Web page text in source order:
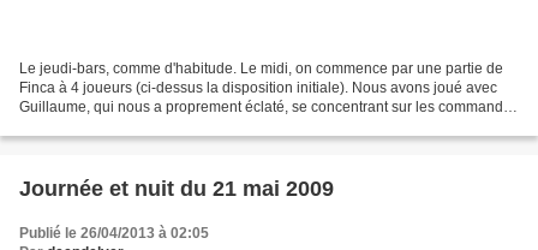
Le jeudi-bars, comme d'habitude. Le midi, on commence par une partie de
Finca à 4 joueurs (ci-dessus la disposition initiale). Nous avons joué avec
Guillaume, qui nous a proprement éclaté, se concentrant sur les commandes
Journée et nuit du 21 mai 2009
Publié le 26/04/2013 à 02:05